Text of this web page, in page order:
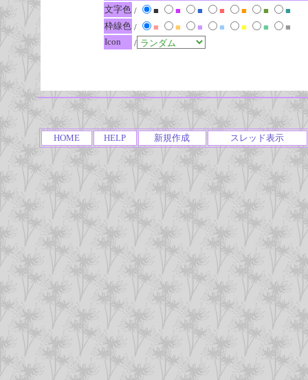
文字色 / ■ ■ ■ ■ ■ ■
■
枠線色 / ■ ■ ■ ■ ■ ■
■
Icon
/
HOME HELP 新規作成 スレッド表示